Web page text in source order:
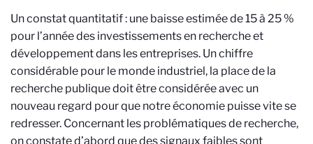
Un constat quantitatif : une baisse estimée de 15 à 25 %
pour l’année des investissements en recherche et
développement dans les entreprises. Un chiffre
considérable pour le monde industriel, la place de la
recherche publique doit être considérée avec un
nouveau regard pour que notre économie puisse vite se
redresser. Concernant les problématiques de recherche,
on constate d’abord que des signaux faibles sont